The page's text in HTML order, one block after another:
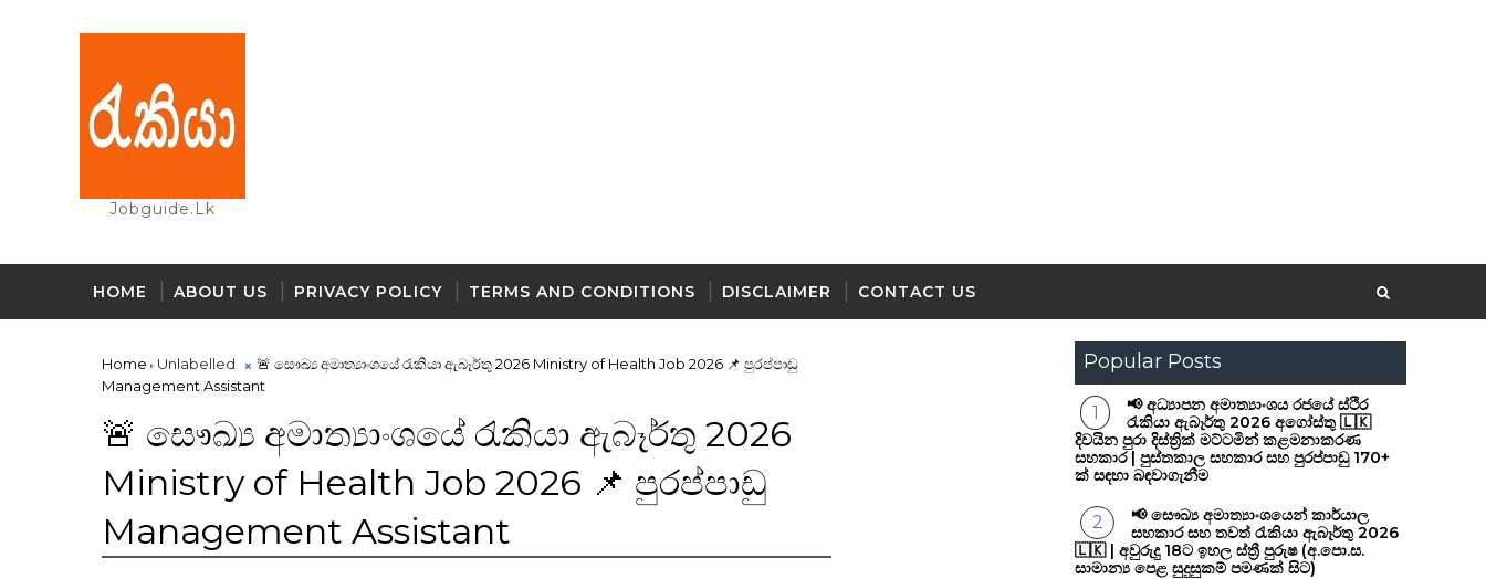
Jobguide.lk
HOME ABOUT US PRIVACY POLICY TERMS AND CONDITIONS DISCLAIMER CONTACT US
Home Unlabelled
🚨 සෞඛ්‍ය අමාත්‍යාංශයේ රැකියා ඇබෑර්තු 2026 Ministry of Health Job 2026 📌 පුරප්පාඩු
Management Assistant
🚨 සෞඛ්‍ය අමාත්‍යාංශයේ රැකියා ඇබෑර්තු 2026
Ministry of Health Job 2026 📌 පුරප්පාඩු
Management Assistant
Popular Posts
📢 අධ්‍යාපන අමාත්‍යාංශය රජයේ ස්ථිර
රැකියා ඇබෑර්තු 2026 අගෝස්තු 🇱🇰
දිවයින පුරා දිස්ත්‍රික් මට්ටමින් කළමනාකරණ
සහකාර | පුස්තකාල සහකාර සහ පුරප්පාඩු 170+
ක් සඳහා බඳවාගැනීම
📢 සෞඛ්‍ය අමාත්‍යාංශයෙන් කාර්යාල
සහකාර සහ තවත් රැකියා ඇබෑර්තු 2026
🇱🇰 | අවුරුදු 18ට ඉහල ස්ත්‍රී පුරුෂ (අ.පො.ස.
සාමාන්‍ය පෙළ සුදුසුකම් පමණක් සිට)